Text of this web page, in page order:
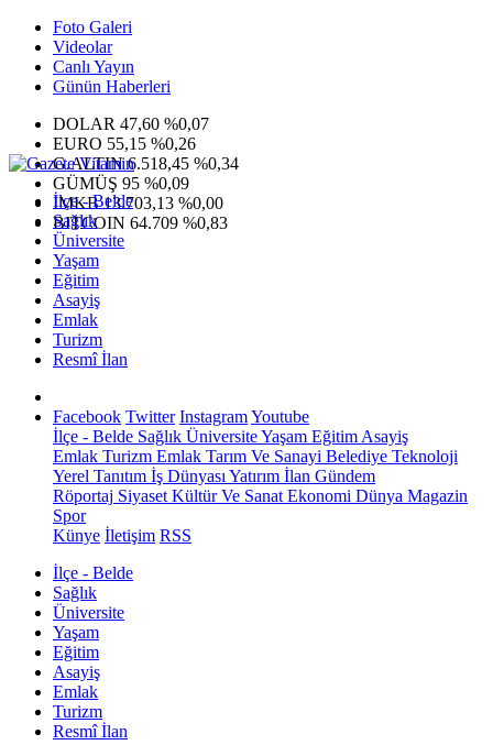
Foto Galeri
Videolar
Canlı Yayın
Günün Haberleri
DOLAR 47,60 %0,07
EURO 55,15 %0,26
G.ALTIN6.518,45 %0,34
GÜMÜŞ 95 %0,09
IMKB13.703,13 %0,00
BITCOIN 64.709 %0,83
İlçe - Belde
Sağlık
Üniversite
Yaşam
Eğitim
Asayiş
Emlak
Turizm
Resmî İlan
Facebook Twitter InstagramYoutube
İlçe - Belde Sağlık ÜniversiteYaşam Eğitim Asayiş
Emlak Turizm Emlak Tarım Ve Sanayi Belediye Teknoloji
Yerel Tanıtım İş Dünyası Yatırım İlan Gündem
Röportaj Siyaset Kültür Ve Sanat Ekonomi Dünya Magazin
Spor
Künye İletişim RSS
İlçe - Belde
Sağlık
Üniversite
Yaşam
Eğitim
Asayiş
Emlak
Turizm
Resmî İlan